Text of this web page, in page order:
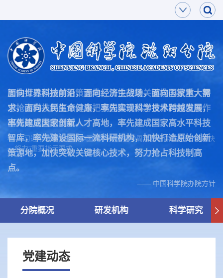
面向世界科技前沿，面向经济主战场，面向国家重大需
求，面向人民生命健康，率先实现科学技术跨越发展，
率先建成国家创新人才高地，率先建成国家高水平科技
智库，率先建设国际一流科研机构，加快打造原始创新
策源地，加快突破关键核心技术，努力抢占科技制高
点。
—— 中国科学院办院方针
加快打造原始创新策源地，加快突破关键核心技术，努
力抢占科技制高点，为把我国建设成为世界科技强国作
出新的更大的贡献。
—— 习近平总书记在致中国科学院建院70周年贺信中作出的“两加快
一努力”重要指示要求
分院概况 研发机构 科学研究
党建动态